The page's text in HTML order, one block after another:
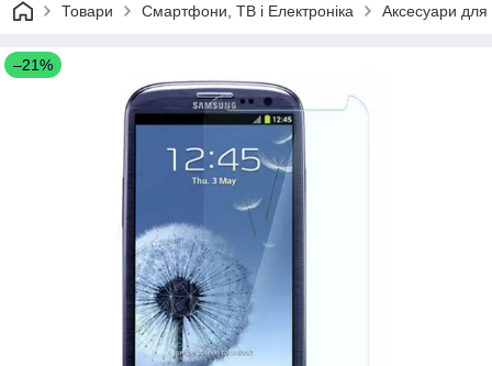
Товари Смартфони, ТВ і Електроніка Аксесуари для
–21%